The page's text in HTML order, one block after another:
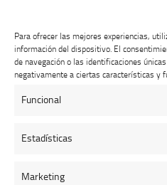
Para ofrecer las mejores experiencias,
información del dispositivo. El
de navegación o las identificaciones
negativamente a ciertas características y
Funcional
Estadísticas
Marketing